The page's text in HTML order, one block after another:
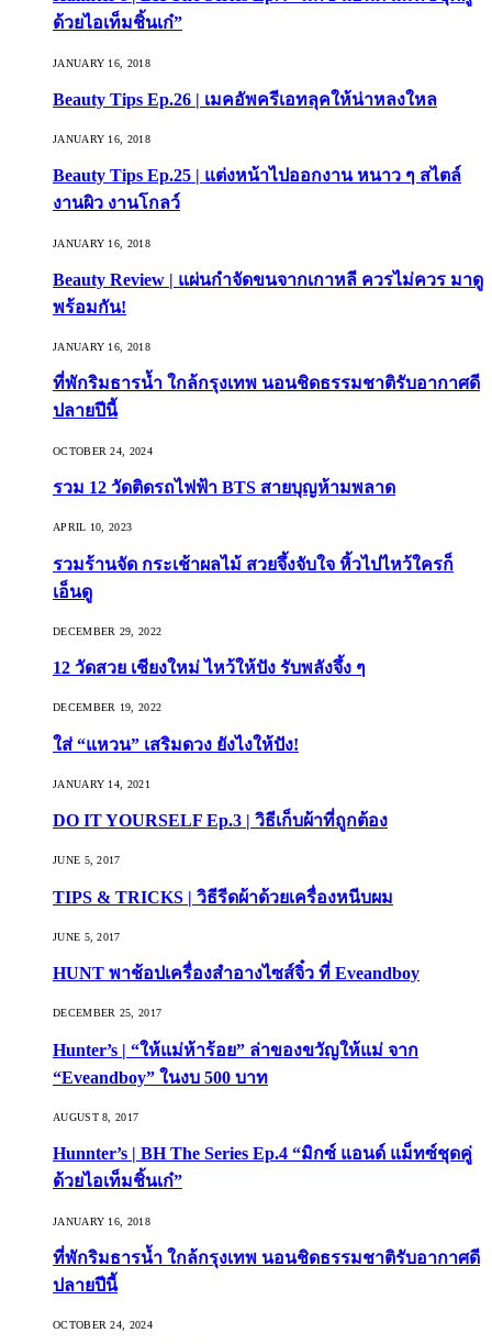
ด้วยไอเท็มชิ้นเก๋”
JANUARY 16, 2018
Beauty Tips Ep.26 | เมคอัพครีเอทลุคให้น่าหลงใหล
JANUARY 16, 2018
Beauty Tips Ep.25 | แต่งหน้าไปออกงาน หนาว ๆ สไตล์
งานผิว งานโกลว์
JANUARY 16, 2018
Beauty Review | แผ่นกำจัดขนจากเกาหลี ควรไม่ควร มาดู
พร้อมกัน!
JANUARY 16, 2018
ที่พักริมธารน้ำ ใกล้กรุงเทพ นอนชิดธรรมชาติรับอากาศดี
ปลายปีนี้
OCTOBER 24, 2024
รวม 12 วัดติดรถไฟฟ้า BTS สายบุญห้ามพลาด
APRIL 10, 2023
รวมร้านจัด กระเช้าผลไม้ สวยจึ้งจับใจ หิ้วไปไหว้ใครก็
เอ็นดู
DECEMBER 29, 2022
12 วัดสวย เชียงใหม่ ไหว้ให้ปัง รับพลังจึ้ง ๆ
DECEMBER 19, 2022
ใส่ “แหวน” เสริมดวง ยังไงให้ปัง!
JANUARY 14, 2021
DO IT YOURSELF Ep.3 | วิธีเก็บผ้าที่ถูกต้อง
JUNE 5, 2017
TIPS & TRICKS | วิธีรีดผ้าด้วยเครื่องหนีบผม
JUNE 5, 2017
HUNT พาช้อปเครื่องสำอางไซส์จิ๋ว ที่ Eveandboy
DECEMBER 25, 2017
Hunter’s | “ให้แม่ห้าร้อย” ล่าของขวัญให้แม่ จาก
“Eveandboy” ในงบ 500 บาท
AUGUST 8, 2017
Hunnter’s | BH The Series Ep.4 “มิกซ์ แอนด์ แม็ทซ์ชุดคู่
ด้วยไอเท็มชิ้นเก๋”
JANUARY 16, 2018
ที่พักริมธารน้ำ ใกล้กรุงเทพ นอนชิดธรรมชาติรับอากาศดี
ปลายปีนี้
OCTOBER 24, 2024